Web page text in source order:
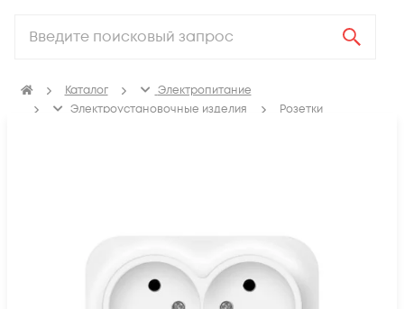
Каталог
Электропитание
Электроустановочные изделия
Розетки